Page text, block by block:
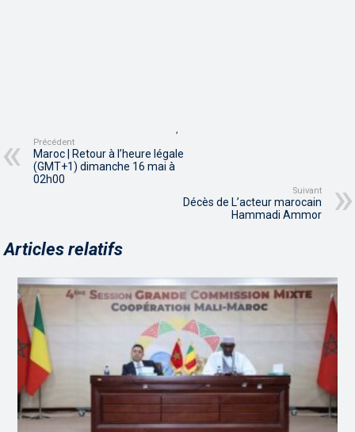
,
Précédent
Maroc | Retour à l’heure légale
(GMT+1) dimanche 16 mai à
02h00
Suivant
Décès de L’acteur marocain
Hammadi Ammor
Articles relatifs